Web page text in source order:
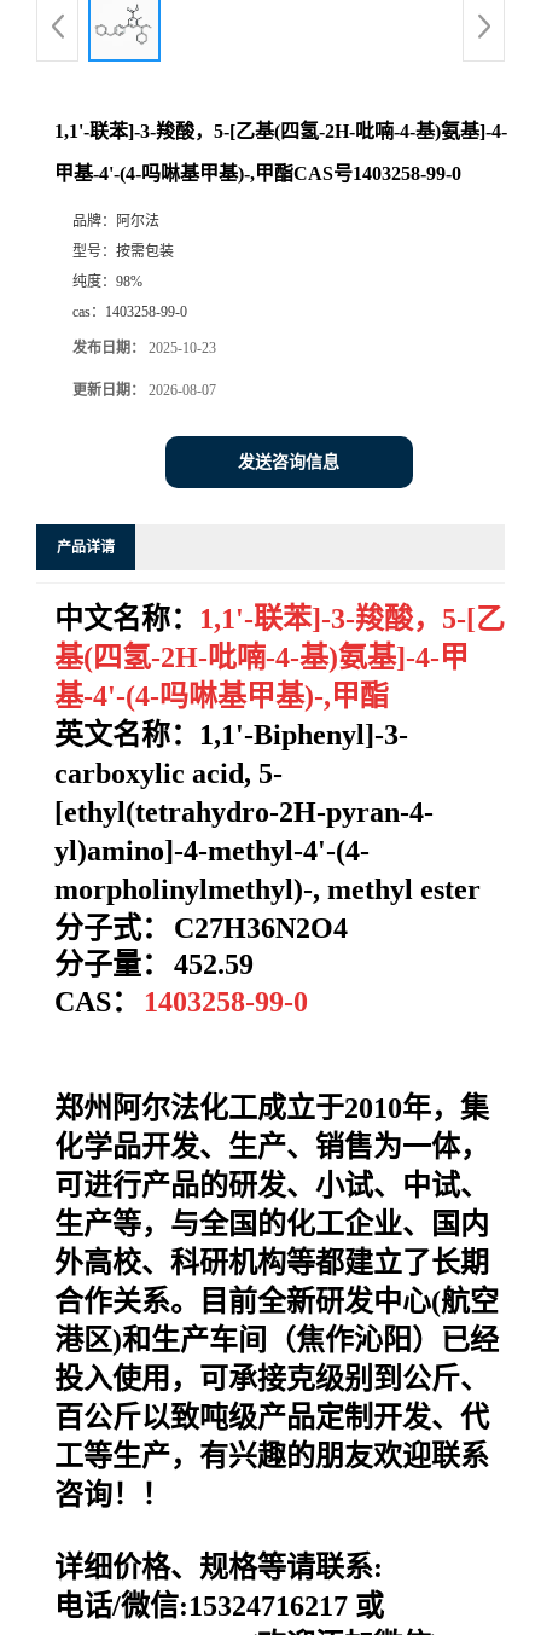
厅
留
1,1'-联苯]-3-羧酸，5-[乙基(四氢-2H-吡喃-4-基)氨基]-4-
甲基-4'-(4-吗啉基甲基)-,甲酯CAS号1403258-99-0
品牌：
阿尔法
型号： 按需包装
纯度： 98%
cas： 1403258-99-0
发布日期： 2025-10-23
更新日期： 2026-08-07
发送咨询信息
产品详请
中文名称： 1,1'-联苯]-3-羧酸，5-[乙
基(四氢-2H-吡喃-4-基)氨基]-4-甲
基-4'-(4-吗啉基甲基)-,甲酯
英文名称：1,1'-Biphenyl]-3-
carboxylic acid, 5-
[ethyl(tetrahydro-2H-pyran-4-
yl)amino]-4-methyl-4'-(4-
morpholinylmethyl)-, methyl ester
分子式：
C27H36N2O4
分子量：
452.59
CAS：
1403258-99-0
郑州阿尔法化工成立于2010年，集
化学品开发、生产、销售为一体，
可进行产品的研发、小试、中试、
生产等，与全国的化工企业、国内
外高校、科研机构等都建立了长期
合作关系。目前全新研发中心(航空
港区)和生产车间（焦作沁阳）已经
投入使用，可承接克级别到公斤、
百公斤以致吨级产品定制开发、代
工等生产，有兴趣的朋友欢迎联系
咨询！！
详细价格、规格等请联系:
电话/微信:15324716217 或